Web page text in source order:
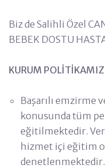
Biz de Salihli Özel
BEBEK DOSTU
KURUM POLİTİKAMIZ
Başarılı emzirme
konusunda tüm
eğitilmektedir.
hizmet içi eğitim
denetlenmektedir.